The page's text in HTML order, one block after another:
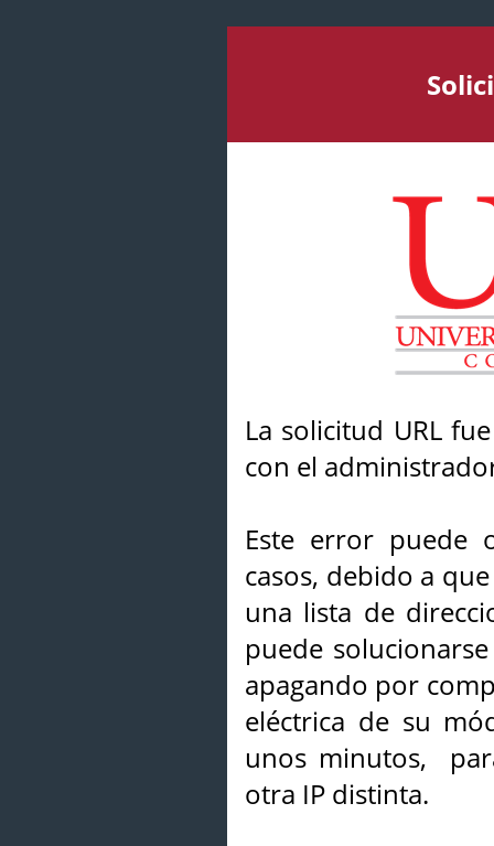
La solicitud URL
con el
Este error puede
casos, debido a
una lista de
puede
apagando por
eléctrica de su
unos minutos,
otra IP distinta.